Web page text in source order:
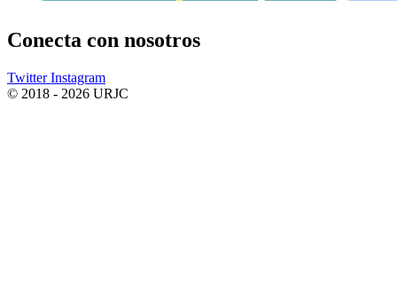
Conecta con nosotros
Twitter Instagram
© 2018 - 2026 URJC